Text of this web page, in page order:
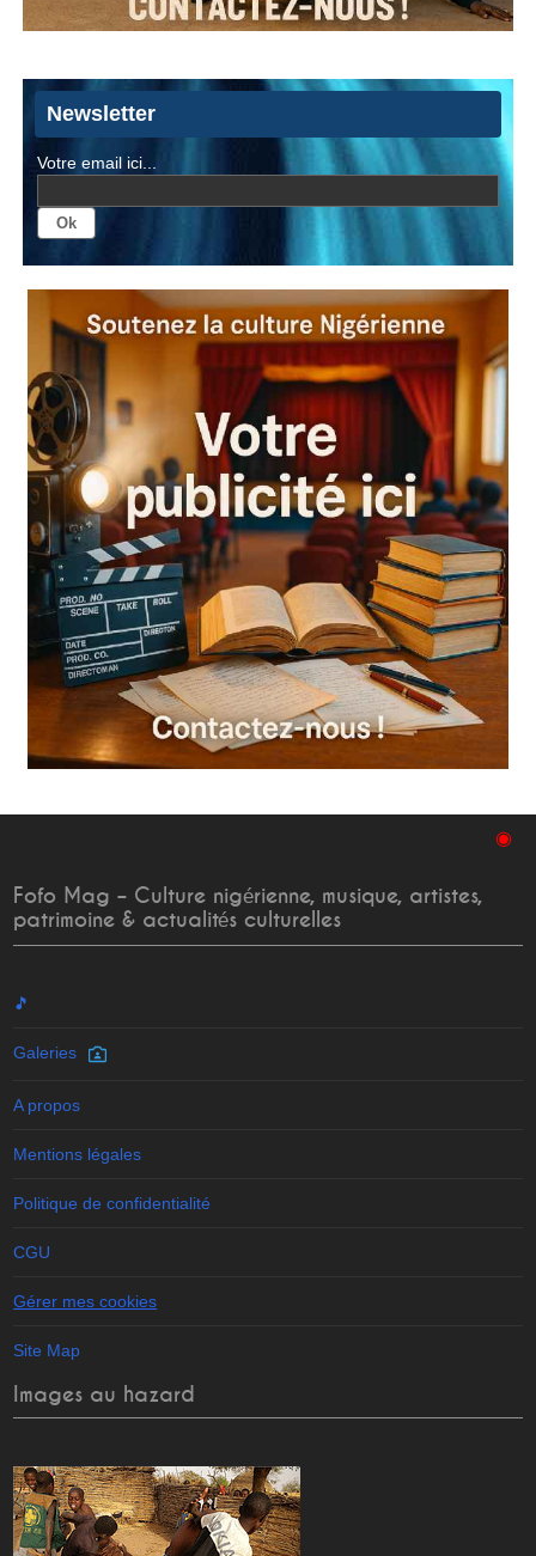
Newsletter
Votre email ici...
◉
Fofo Mag – Culture nigérienne, musique, artistes,
patrimoine & actualités culturelles
🎵
Galeries
A propos
Mentions légales
Politique de confidentialité
CGU
Gérer mes cookies
Site Map
Images au hazard